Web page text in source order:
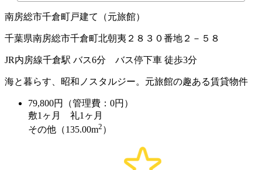
南房総市千倉町戸建て（元旅館）
千葉県南房総市千倉町北朝夷２８３０番地２－５８
JR内房線千倉駅 バス6分 バス停下車 徒歩3分
海と暮らす、昭和ノスタルジー。元旅館の趣ある賃貸物件
79,800円（管理費：0円）
敷1ヶ月 礼1ヶ月
その他（135.00m2 ）